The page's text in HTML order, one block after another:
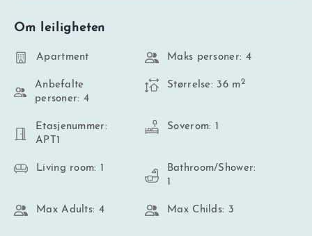
Om leiligheten
Apartment Maks personer: 4
Anbefalte
personer: 4
Størrelse: 36 m2
Etasjenummer:
APT1
Soverom: 1
Living room: 1
Bathroom/Shower:
1
Max Adults: 4 Max Childs: 3